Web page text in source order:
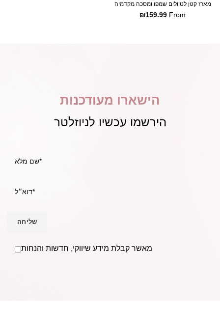
מארז קטן לטיולים שמפו ומסכה מקדמיה
From
₪159.99
הישארו מעודכנות
הירשמו עכשיו לניוזלטר
מאשר קבלת מידע שיווקי, חדשות והנחות